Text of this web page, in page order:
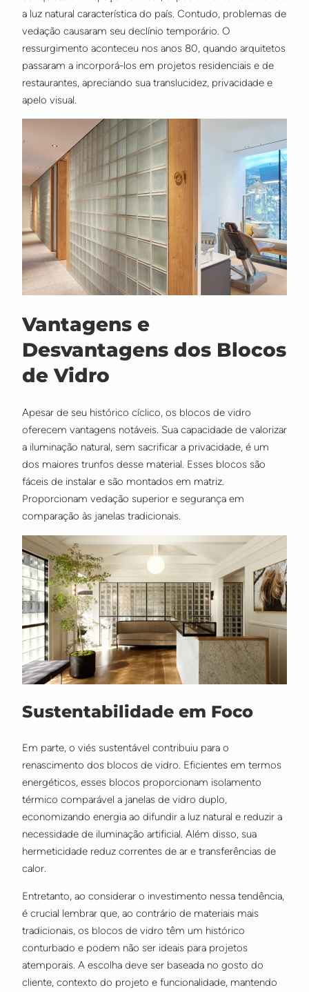
a luz natural característica do país. Contudo, problemas de
vedação causaram seu declínio temporário. O
ressurgimento aconteceu nos anos 80, quando arquitetos
passaram a incorporá-los em projetos residenciais e de
restaurantes, apreciando sua translucidez, privacidade e
apelo visual.
Vantagens e
Desvantagens dos Blocos
de Vidro
Apesar de seu histórico cíclico, os blocos de vidro
oferecem vantagens notáveis. Sua capacidade de valorizar
a iluminação natural, sem sacrificar a privacidade, é um
dos maiores trunfos desse material. Esses blocos são
fáceis de instalar e são montados em matriz.
Proporcionam vedação superior e segurança em
comparação às janelas tradicionais.
Sustentabilidade em Foco
Em parte, o viés sustentável contribuiu para o
renascimento dos blocos de vidro. Eficientes em termos
energéticos, esses blocos proporcionam isolamento
térmico comparável a janelas de vidro duplo,
economizando energia ao difundir a luz natural e reduzir a
necessidade de iluminação artificial. Além disso, sua
hermeticidade reduz correntes de ar e transferências de
calor.
Entretanto, ao considerar o investimento nessa tendência,
é crucial lembrar que, ao contrário de materiais mais
tradicionais, os blocos de vidro têm um histórico
conturbado e podem não ser ideais para projetos
atemporais. A escolha deve ser baseada no gosto do
cliente, contexto do projeto e funcionalidade, mantendo